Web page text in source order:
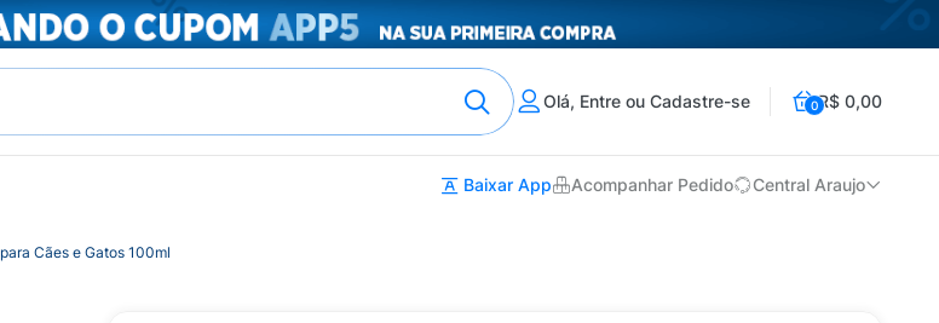
Olá, Entre ou Cadastre-se 0R$ 0,00
Baixar App Acompanhar Pedido Central Araujo
Cães e Gatos 100ml